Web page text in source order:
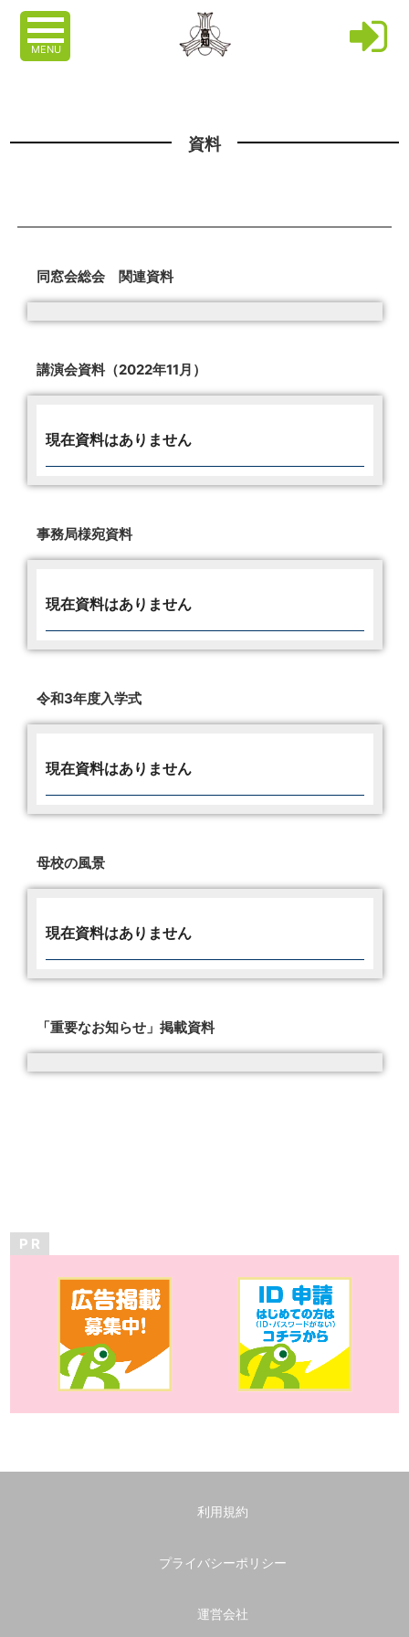
MENU
資料
同窓会総会 関連資料
講演会資料（2022年11月）
現在資料はありません
事務局様宛資料
現在資料はありません
令和3年度入学式
現在資料はありません
母校の風景
現在資料はありません
「重要なお知らせ」掲載資料
P R
利用規約
プライバシーポリシー
運営会社